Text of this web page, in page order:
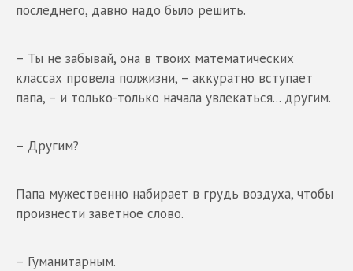
последнего, давно надо было решить.
– Ты не забывай, она в твоих математических
классах провела полжизни, – аккуратно вступает
папа, – и только-только начала увлекаться... другим.
– Другим?
Папа мужественно набирает в грудь воздуха, чтобы
произнести заветное слово.
– Гуманитарным.